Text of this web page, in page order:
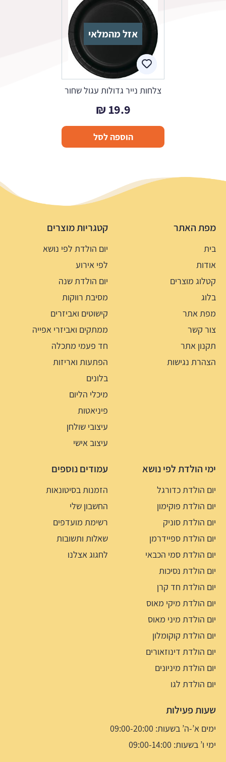
אזל מהמלאי
צלחות נייר גדולות עגול שחור
19.9
₪
הוספה לסל
מפת האתר
בית
אודות
קטלוג מוצרים
בלוג
מפת אתר
צור קשר
תקנון אתר
הצהרת נגישות
קטגריות מוצרים
יום הולדת לפי נושא
לפי אירוע
יום הולדת שנה
מסיבת רווקות
קישוטים ואביזרים
ממתקים ואביזרי אפייה
חד פעמי מתכלה
הפתעות ואריזות
בלונים
מיכלי הליום
פיניאטות
עיצובי שולחן
עיצוב אישי
ימי הולדת לפי נושא
יום הולדת כדורגל
יום הולדת פוקימון
יום הולדת סוניק
יום הולדת ספיידרמן
יום הולדת סמי הכבאי
יום הולדת נסיכות
יום הולדת חד קרן
יום הולדת מיקי מאוס
יום הולדת מיני מאוס
יום הולדת קוקומלון
יום הולדת דינוזאורים
יום הולדת מיניונים
יום הולדת לגו
עמודים נוספים
הזמנות בסיטונאות
החשבון שלי
רשימת מועדפים
שאלות ותשובות
לחגוג אצלנו
שעות פעילות
ימים א’-ה’ בשעות: 09:00-20:00
ימי ו’ בשעות: 09:00-14:00